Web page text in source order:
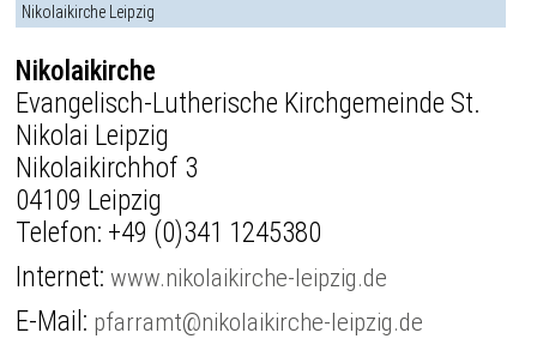
Nikolaikirche Leipzig
Nikolaikirche
Evangelisch-Lutherische Kirchgemeinde St.
Nikolai Leipzig
Nikolaikirchhof 3
04109 Leipzig
Telefon: +49 (0)341 1245380
Internet:www.nikolaikirche-leipzig.de
E-Mail: pfarramt@nikolaikirche-leipzig.de